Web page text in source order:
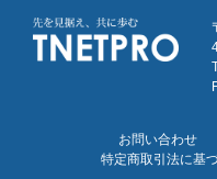
お問い合わせ
特定商取引法に基